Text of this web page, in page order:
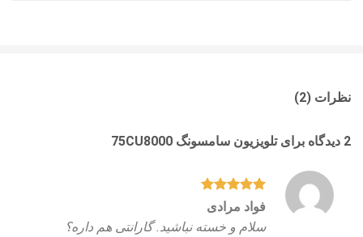
نظرات (2)
2 دیدگاه برای تلویزیون سامسونگ 75CU8000
نمره
از
فواد مرادی
سلام و خسته نباشید. گارانتی هم داره؟